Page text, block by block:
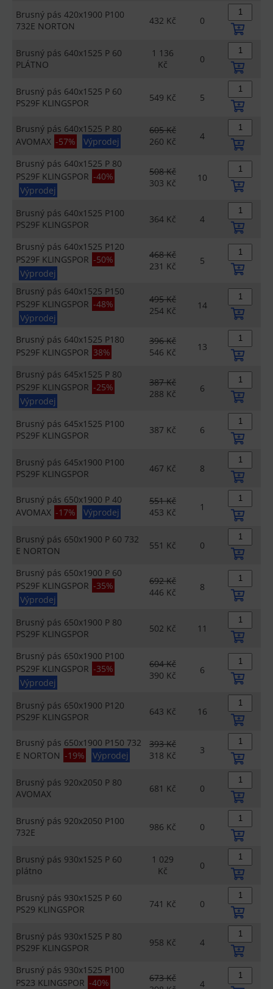
Brusný pás 420x1900 P100
732E NORTON
432 Kč 0
Brusný pás 640x1525 P 60
PLÁTNO
1 136
Kč
0
Brusný pás 640x1525 P 60
PS29F KLINGSPOR
549 Kč 5
Brusný pás 640x1525 P 80
AVOMAX -57% Výprodej
605 Kč
260 Kč
4
Brusný pás 640x1525 P 80
PS29F KLINGSPOR -40%
Výprodej
508 Kč
303 Kč
10
Brusný pás 640x1525 P100
PS29F KLINGSPOR
364 Kč 4
Brusný pás 640x1525 P120
PS29F KLINGSPOR -50%
Výprodej
468 Kč
231 Kč
5
Brusný pás 640x1525 P150
PS29F KLINGSPOR -48%
Výprodej
495 Kč
254 Kč
14
Brusný pás 640x1525 P180
PS29F KLINGSPOR 38%
396 Kč
546 Kč
13
Brusný pás 645x1525 P 80
PS29F KLINGSPOR -25%
Výprodej
387 Kč
288 Kč
6
Brusný pás 645x1525 P100
PS29F KLINGSPOR
387 Kč 6
Brusný pás 645x1900 P100
PS29F KLINGSPOR
467 Kč 8
Brusný pás 650x1900 P 40
AVOMAX -17% Výprodej
551 Kč
453 Kč
1
Brusný pás 650x1900 P 60 732
E NORTON
551 Kč 0
Brusný pás 650x1900 P 60
PS29F KLINGSPOR -35%
Výprodej
692 Kč
446 Kč
8
Brusný pás 650x1900 P 80
PS29F KLINGSPOR
502 Kč 11
Brusný pás 650x1900 P100
PS29F KLINGSPOR -35%
Výprodej
604 Kč
390 Kč
6
Brusný pás 650x1900 P120
PS29F KLINGSPOR
643 Kč 16
Brusný pás 650x1900 P150 732
E NORTON -19% Výprodej
393 Kč
318 Kč
3
Brusný pás 920x2050 P 80
AVOMAX
681 Kč 0
Brusný pás 920x2050 P100
732E
986 Kč 0
Brusný pás 930x1525 P 60
plátno
1 029
Kč
0
Brusný pás 930x1525 P 60
PS29 KLINGSPOR
741 Kč 0
Brusný pás 930x1525 P 80
PS29F KLINGSPOR
958 Kč 4
Brusný pás 930x1525 P100
PS23 KLINGSPOR -40%
673 Kč
4